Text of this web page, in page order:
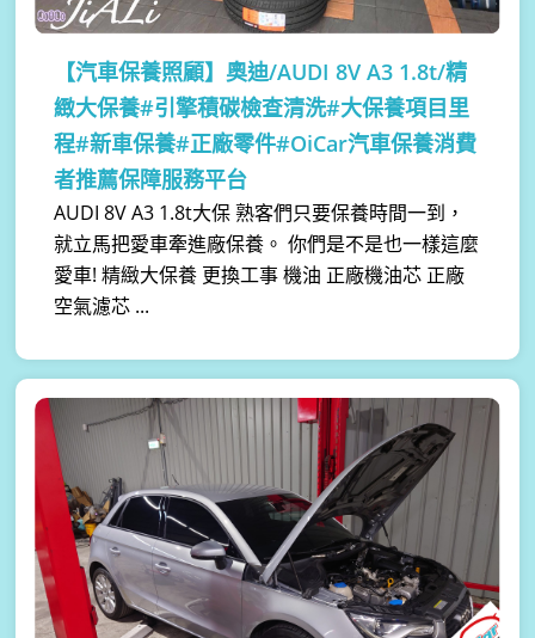
【汽車保養照顧】 奧迪/AUDI 8V A3 1.8t/精
緻大保養#引擎積碳檢查清洗#大保養項目里
程#新車保養#正廠零件#OiCar汽車保養消費
者推薦保障服務平台
AUDI 8V A3 1.8t大保 熟客們只要保養時間一到，
就立馬把愛車牽進廠保養。 你們是不是也一樣這麼
愛車! 精緻大保養 更換工事 機油 正廠機油芯 正廠
空氣濾芯 ...